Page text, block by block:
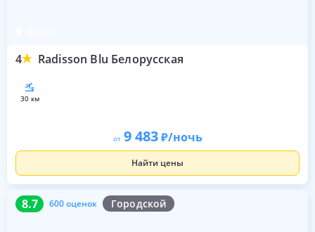
4 Radisson Blu Белорусская
30 км
от 9 483 /ночь
Найти цены
8.7 600 оценок Городской
8.7 600 оценок